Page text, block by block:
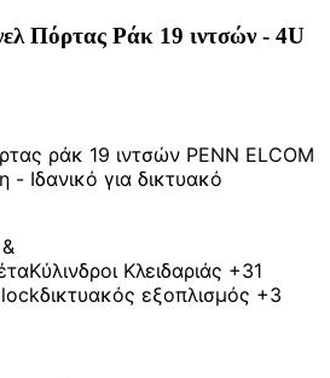
Πόρτας Ράκ 19 ιντσών - 4U
ράκ 19 ιντσών PENN ELCOM
Ιδανικό για δικτυακό
Κύλινδροι Κλειδαριάς +31
δικτυακός εξοπλισμός +3